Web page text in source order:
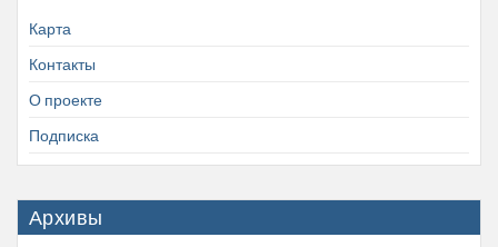
Карта
Контакты
О проекте
Подписка
Архивы